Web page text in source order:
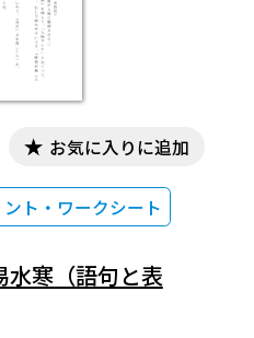
ト・ワークシート
お気に入りに追加
水寒（語句と表